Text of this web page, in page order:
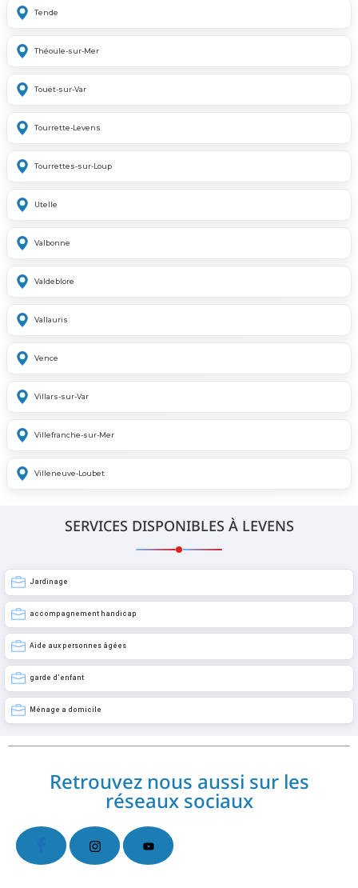
Tende
Théoule-sur-Mer
Touët-sur-Var
Tourrette-Levens
Tourrettes-sur-Loup
Utelle
Valbonne
Valdeblore
Vallauris
Vence
Villars-sur-Var
Villefranche-sur-Mer
Villeneuve-Loubet
SERVICES DISPONIBLES À LEVENS
Jardinage
accompagnement handicap
Aide aux personnes âgées
garde d’enfant
Ménage a domicile
Retrouvez nous aussi sur les
réseaux sociaux